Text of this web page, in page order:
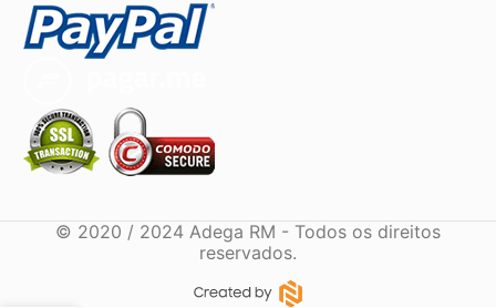
© 2020 / 2024 Adega RM - Todos os direitos
reservados.